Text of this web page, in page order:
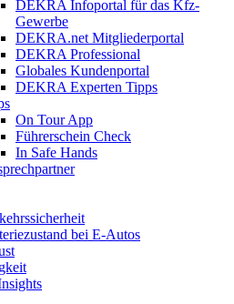
DEKRA Infoportal für das Kfz-
Gewerbe
DEKRA.net Mitgliederportal
DEKRA Professional
Globales Kundenportal
DEKRA Experten Tipps
On Tour App
Führerschein Check
In Safe Hands
bei E-Autos